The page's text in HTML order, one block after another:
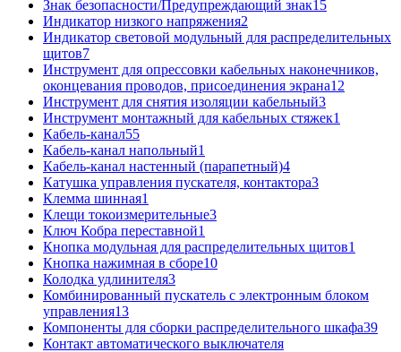
Знак безопасности/Предупреждающий знак15
Индикатор низкого напряжения2
Индикатор световой модульный для распределительных
щитов7
Инструмент для опрессовки кабельных наконечников,
оконцевания проводов, присоединения экрана12
Инструмент для снятия изоляции кабельный3
Инструмент монтажный для кабельных стяжек1
Кабель-канал55
Кабель-канал напольный1
Кабель-канал настенный (парапетный)4
Катушка управления пускателя, контактора3
Клемма шинная1
Клещи токоизмерительные3
Ключ Кобра переставной1
Кнопка модульная для распределительных щитов1
Кнопка нажимная в сборе10
Колодка удлинителя3
Комбинированный пускатель с электронным блоком
управления13
Компоненты для сборки распределительного шкафа39
Контакт автоматического выключателя